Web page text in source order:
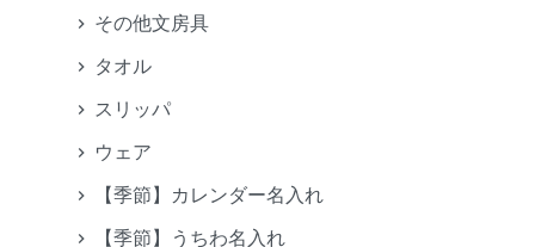
その他文房具
タオル
スリッパ
ウェア
【季節】カレンダー名入れ
【季節】うちわ名入れ